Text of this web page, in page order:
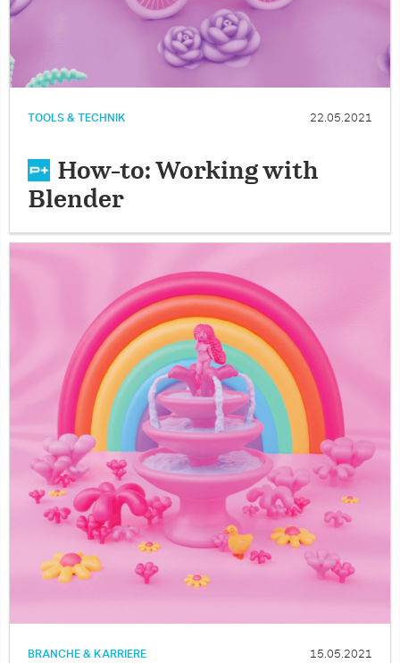
TOOLS & TECHNIK 22.05.2021
How-to: Working with
Blender
BRANCHE & KARRIERE 15.05.2021